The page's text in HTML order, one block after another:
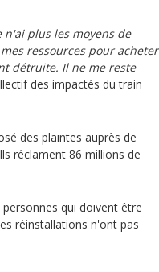
plus les moyens de
ressources pour acheter
détruite. Il ne me reste
des impactés du train
des plaintes auprès de
réclament 86 millions de
qui doivent être
réinstallations n'ont pas